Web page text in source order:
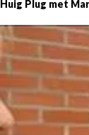
Huig Plug met